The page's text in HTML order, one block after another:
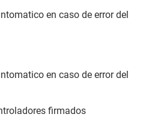
en caso de error del
en caso de error del
firmados